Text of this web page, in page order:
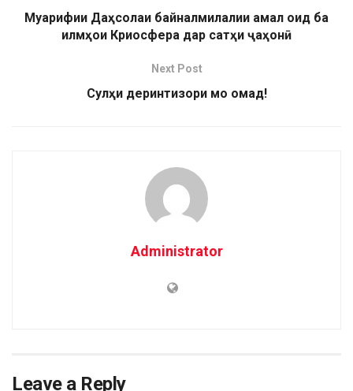
Муарифии Даҳсолаи байналмилалии амал оид ба
илмҳои Криосфера дар сатҳи ҷаҳонӣ
Next Post
Сулҳи деринтизори мо омад!
Administrator
Leave a Reply